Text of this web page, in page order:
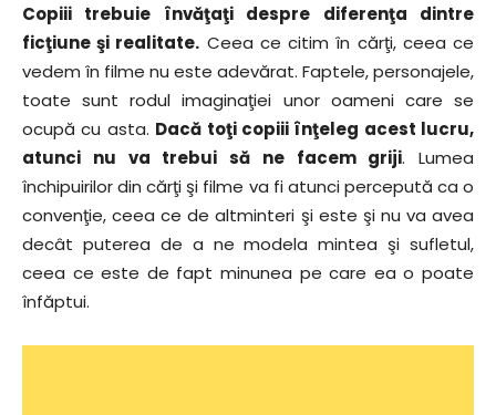
Copiii trebuie învăţaţi despre diferenţa dintre
ficţiune şi realitate. Ceea ce citim în cărţi, ceea ce
vedem în filme nu este adevărat. Faptele, personajele,
toate sunt rodul imaginaţiei unor oameni care se
ocupă cu asta. Dacă toţi copiii înţeleg acest lucru,
atunci nu va trebui să ne facem griji. Lumea
închipuirilor din cărţi şi filme va fi atunci percepută ca o
convenţie, ceea ce de altminteri şi este şi nu va avea
decât puterea de a ne modela mintea şi sufletul,
ceea ce este de fapt minunea pe care ea o poate
înfăptui.